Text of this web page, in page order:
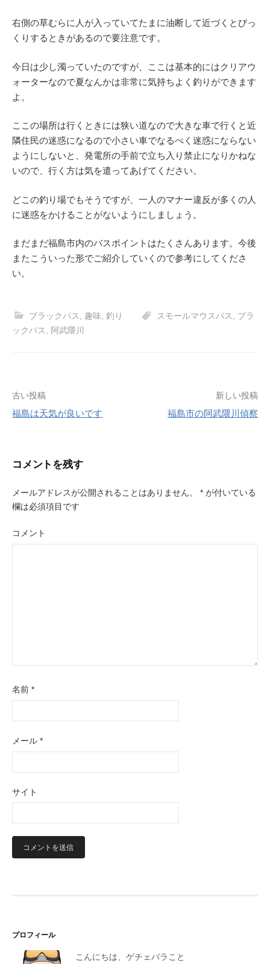
右側の草むらに人が入っていてたまに油断して近づくとびっ
くりするときがあるので要注意です。
今日は少し濁っていたのですが、ここは基本的にはクリアウ
ォーターなので夏なんかは非常に気持ちよく釣りができます
よ。
ここの場所は行くときには狭い道なので大きな車で行くと近
隣住民の迷惑になるので小さい車でなるべく迷惑にならない
ようにしないと、発電所の手前で立ち入り禁止になりかねな
いので、行く方は気を遣ってあげてください。
どこの釣り場でもそうですが、一人のマナー違反が多くの人
に迷惑をかけることがないようにしましょう。
まだまだ福島市内のバスポイントはたくさんあります。今後
またこういった形でご紹介していくので参考にしてくださ
い。
ブラックバス 趣味 釣り スモールマウスバス
ブラ
ックバス
阿武隈川
ナ
ビ
ー
古い投稿
福島は天気が良いです
新しい投稿
福島市の阿武隈川偵察
コメントを残す
メールアドレスが公開されることはありません。 * が付いている
欄は必須項目です
コメント
名前 *
メール *
サイト
プロフィール
こんにちは、ゲチェバラこと